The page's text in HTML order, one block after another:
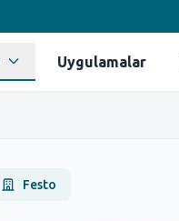
Uygulamalar
Festo